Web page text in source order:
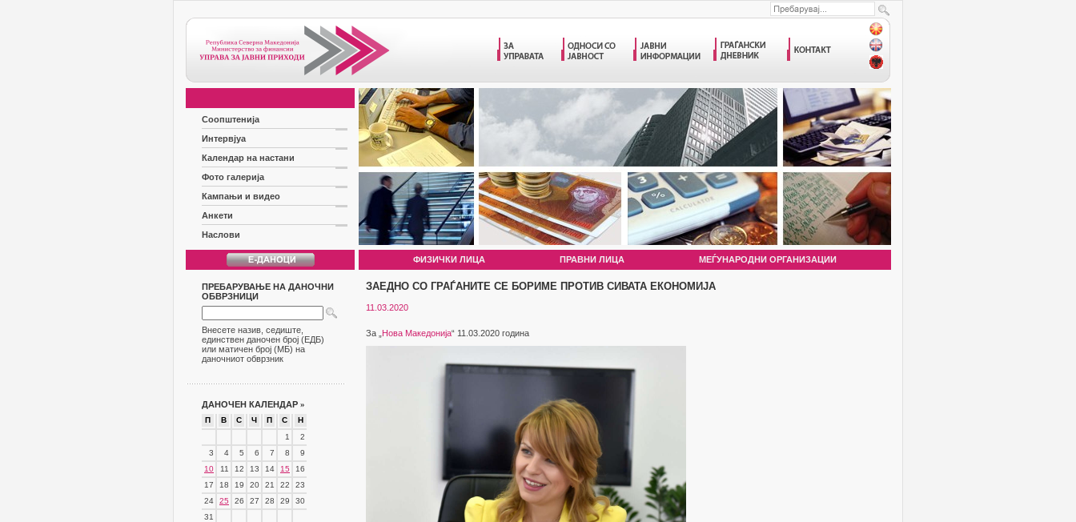
Соопштенија
Интервјуа
Календар на настани
Фото галерија
Кампањи и видео
Анкети
Наслови
ФИЗИЧКИ ЛИЦА ПРАВНИ ЛИЦА МЕЃУНАРОДНИ ОРГАНИЗАЦИИ
ПРЕБАРУВАЊЕ НА ДАНОЧНИ
ОБВРЗНИЦИ
Внесете назив, седиште,
единствен даночен број (ЕДБ)
или матичен број (МБ) на
даночниот обврзник
ДАНОЧЕН КАЛЕНДАР »
П В С Ч П С
Н
1
2
3
4 5 6 7 8
9
10
11 12 13 14 15
16
17
18 19 20 21 22
23
24
25 26 27 28 29
30
31
ЗАЕДНО СО ГРАЃАНИТЕ СЕ БОРИМЕ ПРОТИВ СИВАТА ЕКОНОМИЈА
11.03.2020
За „ Нова Македонија“ 11.03.2020 година